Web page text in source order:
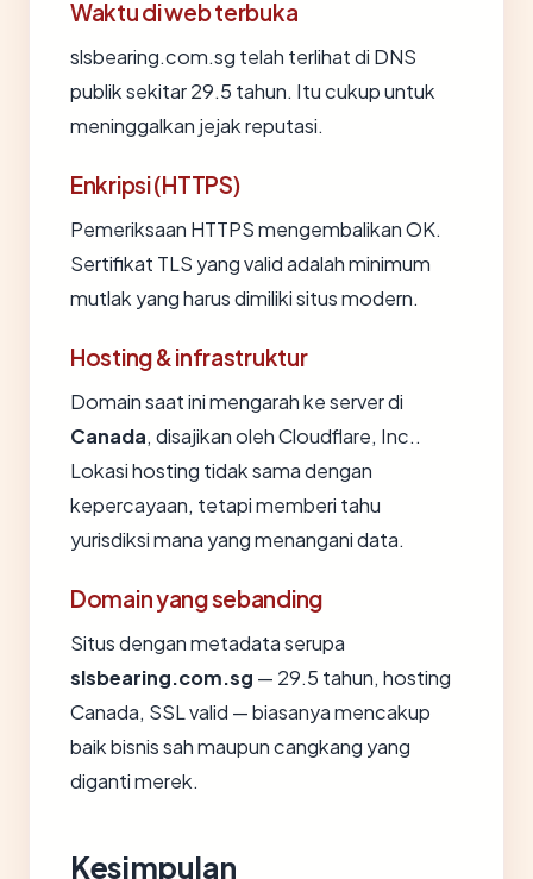
Waktu di web terbuka
slsbearing.com.sg telah terlihat di DNS
publik sekitar 29.5 tahun. Itu cukup untuk
meninggalkan jejak reputasi.
Enkripsi (HTTPS)
Pemeriksaan HTTPS mengembalikan OK.
Sertifikat TLS yang valid adalah minimum
mutlak yang harus dimiliki situs modern.
Hosting & infrastruktur
Domain saat ini mengarah ke server di
Canada, disajikan oleh Cloudflare, Inc..
Lokasi hosting tidak sama dengan
kepercayaan, tetapi memberi tahu
yurisdiksi mana yang menangani data.
Domain yang sebanding
Situs dengan metadata serupa
slsbearing.com.sg — 29.5 tahun, hosting
Canada, SSL valid — biasanya mencakup
baik bisnis sah maupun cangkang yang
diganti merek.
Kesimpulan